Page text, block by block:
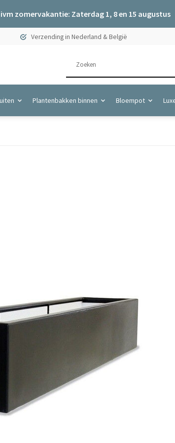
zomervakantie: Zaterdag 1, 8 en 15 augustus
Verzending in Nederland & België
Plantenbakken binnen Bloempot